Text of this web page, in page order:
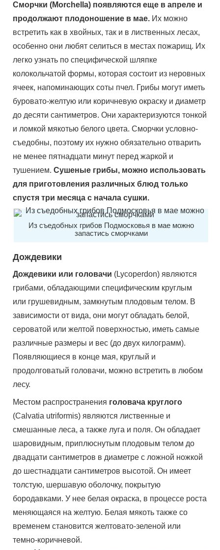
Сморчки (Morchella) появляются еще в апреле и
продолжают плодоношение в мае. Их можно
встретить как в хвойных, так и в лиственных лесах,
особенно они любят селиться в местах пожарищ. Их
легко узнать по специфической шляпке
колокольчатой формы, которая состоит из неровных
ячеек, напоминающих соты пчел. Грибы могут иметь
буровато-желтую или коричневую окраску и диаметр
до десяти сантиметров. Они характеризуются тонкой
и ломкой мякотью белого цвета. Сморчки условно-
съедобны, поэтому их нужно обязательно отварить
не менее пятнадцати минут перед жаркой и
тушением.Сушеные грибы, можно использовать
для приготовления различных блюд только
спустя три месяца с начала сушки.
Из съедобных грибов Подмосковья в мае можно
запастись сморчками
Дождевики
Дождевики или головачи (Lycoperdon) являются
грибами, обладающими специфическим круглым
или грушевидным, замкнутым плодовым телом. В
зависимости от вида, они могут обладать белой,
сероватой или желтой поверхностью, иметь самые
различные размеры и вес (до двух килограмм).
Появляющиеся в конце мая, круглый и
продолговатый головачи, можно встретить в любом
лесу.
Местом распространения головача круглого
(Calvatia utriformis) являются лиственные и
смешанные леса, а также луга и поля. Он обладает
шаровидным, приплюснутым плодовым телом до
двадцати сантиметров в диаметре с ложной ножкой
до шестнадцати сантиметров высотой. Он имеет
толстую, шершавую оболочку, покрытую
бородавками. У нее белая окраска, в процессе роста
меняющаяся на желтую. Белая мякоть также со
временем становится желтовато-зеленой или
темно-коричневой.